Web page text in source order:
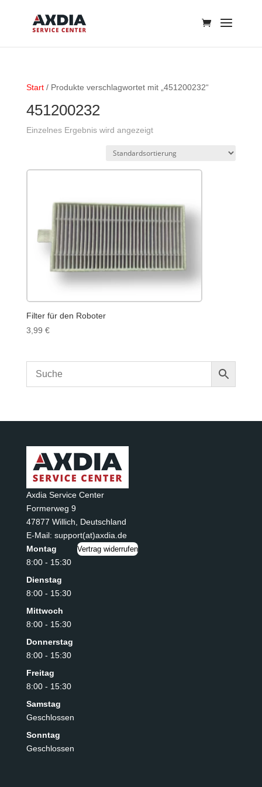
Start/ Produkte verschlagwortet mit „451200232“
451200232
Einzelnes Ergebnis wird angezeigt
Filter für den Roboter
3,99 €
Axdia Service Center
Formerweg 9
47877 Willich
Deutschland
E-Mail: support(at)axdia.de
Montag
8:00 - 15:30
Dienstag
8:00 - 15:30
Mittwoch
8:00 - 15:30
Donnerstag
8:00 - 15:30
Freitag
8:00 - 15:30
Samstag
Geschlossen
Sonntag
Geschlossen
Vertrag widerrufen